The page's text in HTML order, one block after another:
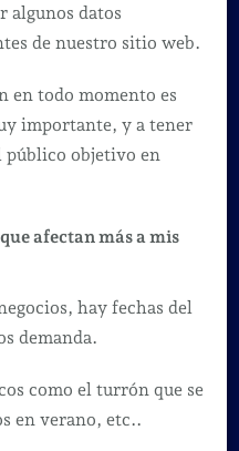
algunos datos
de nuestro sitio web.
en todo momento es
importante, y a tener
objetivo en
afectan más a mis
hay fechas del
demanda.
como el turrón que se
en verano, etc..